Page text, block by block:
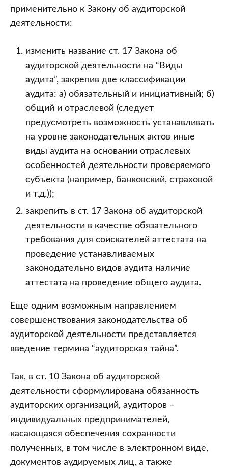
применительно к Закону об аудиторской
деятельности:
изменить название ст. 17 Закона об
аудиторской деятельности на “Виды
аудита”, закрепив две классификации
аудита: а) обязательный и инициативный; б)
общий и отраслевой (следует
предусмотреть возможность устанавливать
на уровне законодательных актов иные
виды аудита на основании отраслевых
особенностей деятельности проверяемого
субъекта (например, банковский, страховой
и т.д.));
закрепить в ст. 17 Закона об аудиторской
деятельности в качестве обязательного
требования для соискателей аттестата на
проведение устанавливаемых
законодательно видов аудита наличие
аттестата на проведение общего аудита.
Еще одним возможным направлением
совершенствования законодательства об
аудиторской деятельности представляется
введение термина “аудиторская тайна”.
Так, в ст. 10 Закона об аудиторской
деятельности сформулирована обязанность
аудиторских организаций, аудиторов –
индивидуальных предпринимателей,
касающаяся обеспечения сохранности
полученных, в том числе в электронном виде,
документов аудируемых лиц, а также